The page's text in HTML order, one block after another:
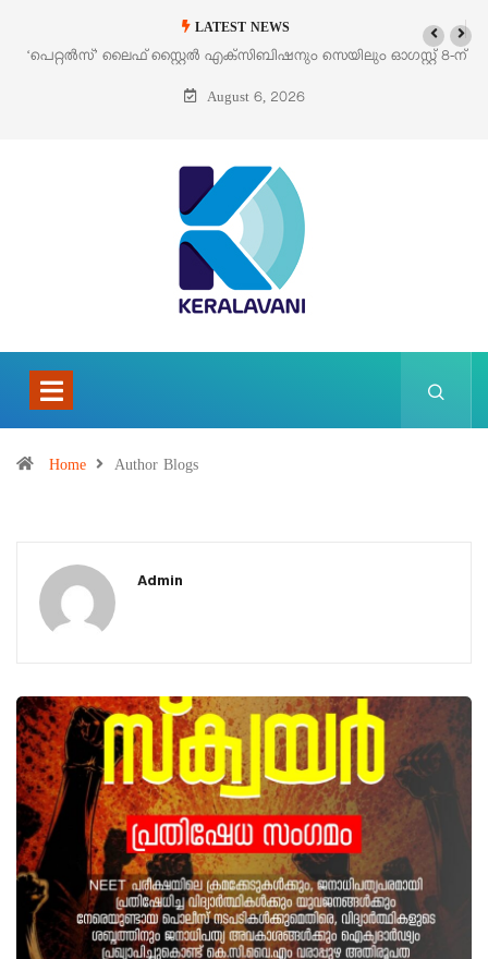
LATEST NEWS
‘പെറ്റൽസ്’ ലൈഫ് സ്റ്റൈൽ എക്സിബിഷനും സെയിലും ഓഗസ്റ്റ് 8-ന്
പെരുമാനൂരിൽ
August 6, 2026
Home Author Blogs
Admin